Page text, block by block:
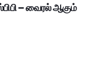
– வைரல் ஆகும்